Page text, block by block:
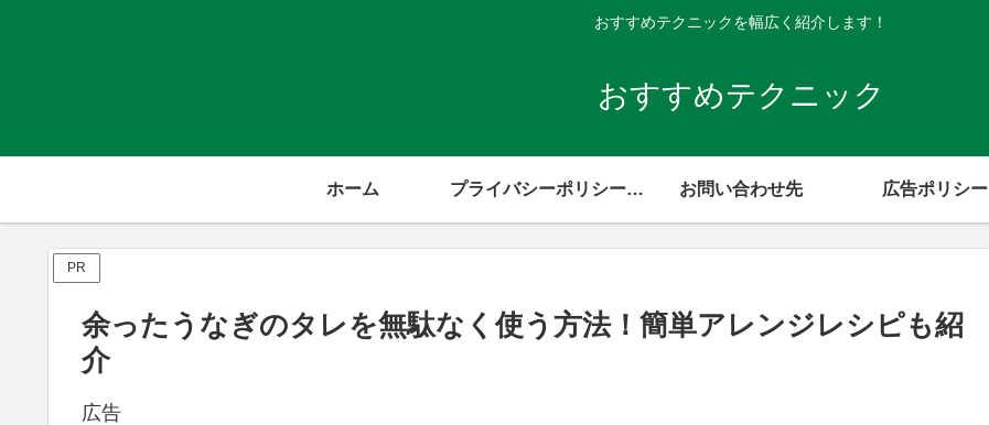
おすすめテクニックを幅広く紹介します！
おすすめテクニック
ホーム プライバシーポリシー・免責事項 お問い合わせ先 広告ポリシー
PR
余ったうなぎのタレを無駄なく使う方法！簡単アレンジレシピも紹
介
広告